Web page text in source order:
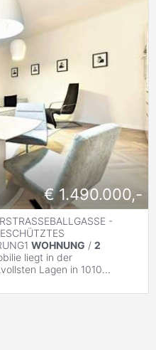
€ 1.490.000,-
-
WOHNUNG / 2
liegt in der
Lagen in 1010...